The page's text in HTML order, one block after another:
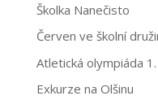
Školka Nanečisto
Červen ve školní
Atletická olympiáda
Exkurze na Olšinu